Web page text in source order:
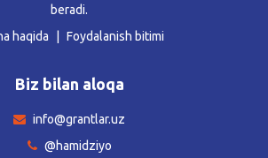
beradi.
haqida
Foydalanish bitimi
Biz bilan aloqa
info@grantlar.uz
@hamidziyo